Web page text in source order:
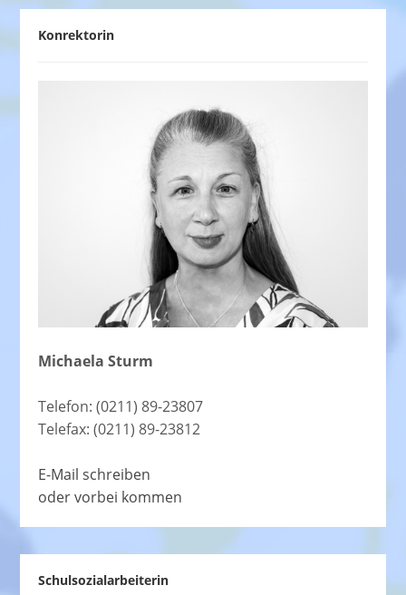
Konrektorin
Michaela Sturm
Telefon: (0211) 89-23807
Telefax: (0211) 89-23812
E-Mail schreiben
oder vorbei kommen
Schulsozialarbeiterin